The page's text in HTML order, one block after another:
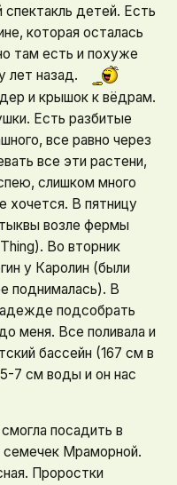
детей. Есть
которая осталась
там есть и похуже
лет назад.
и крышок к вёдрам.
Есть разбитые
все равно через
все эти растени,
слишком много
хочется. В пятницу
возле фермы
Во вторник
у Каролин (были
поднималась). В
подсобрать
меня. Все поливала и
бассейн (167 см в
7 см воды и он нас
посадить в
семечек Мраморной.
Проростки